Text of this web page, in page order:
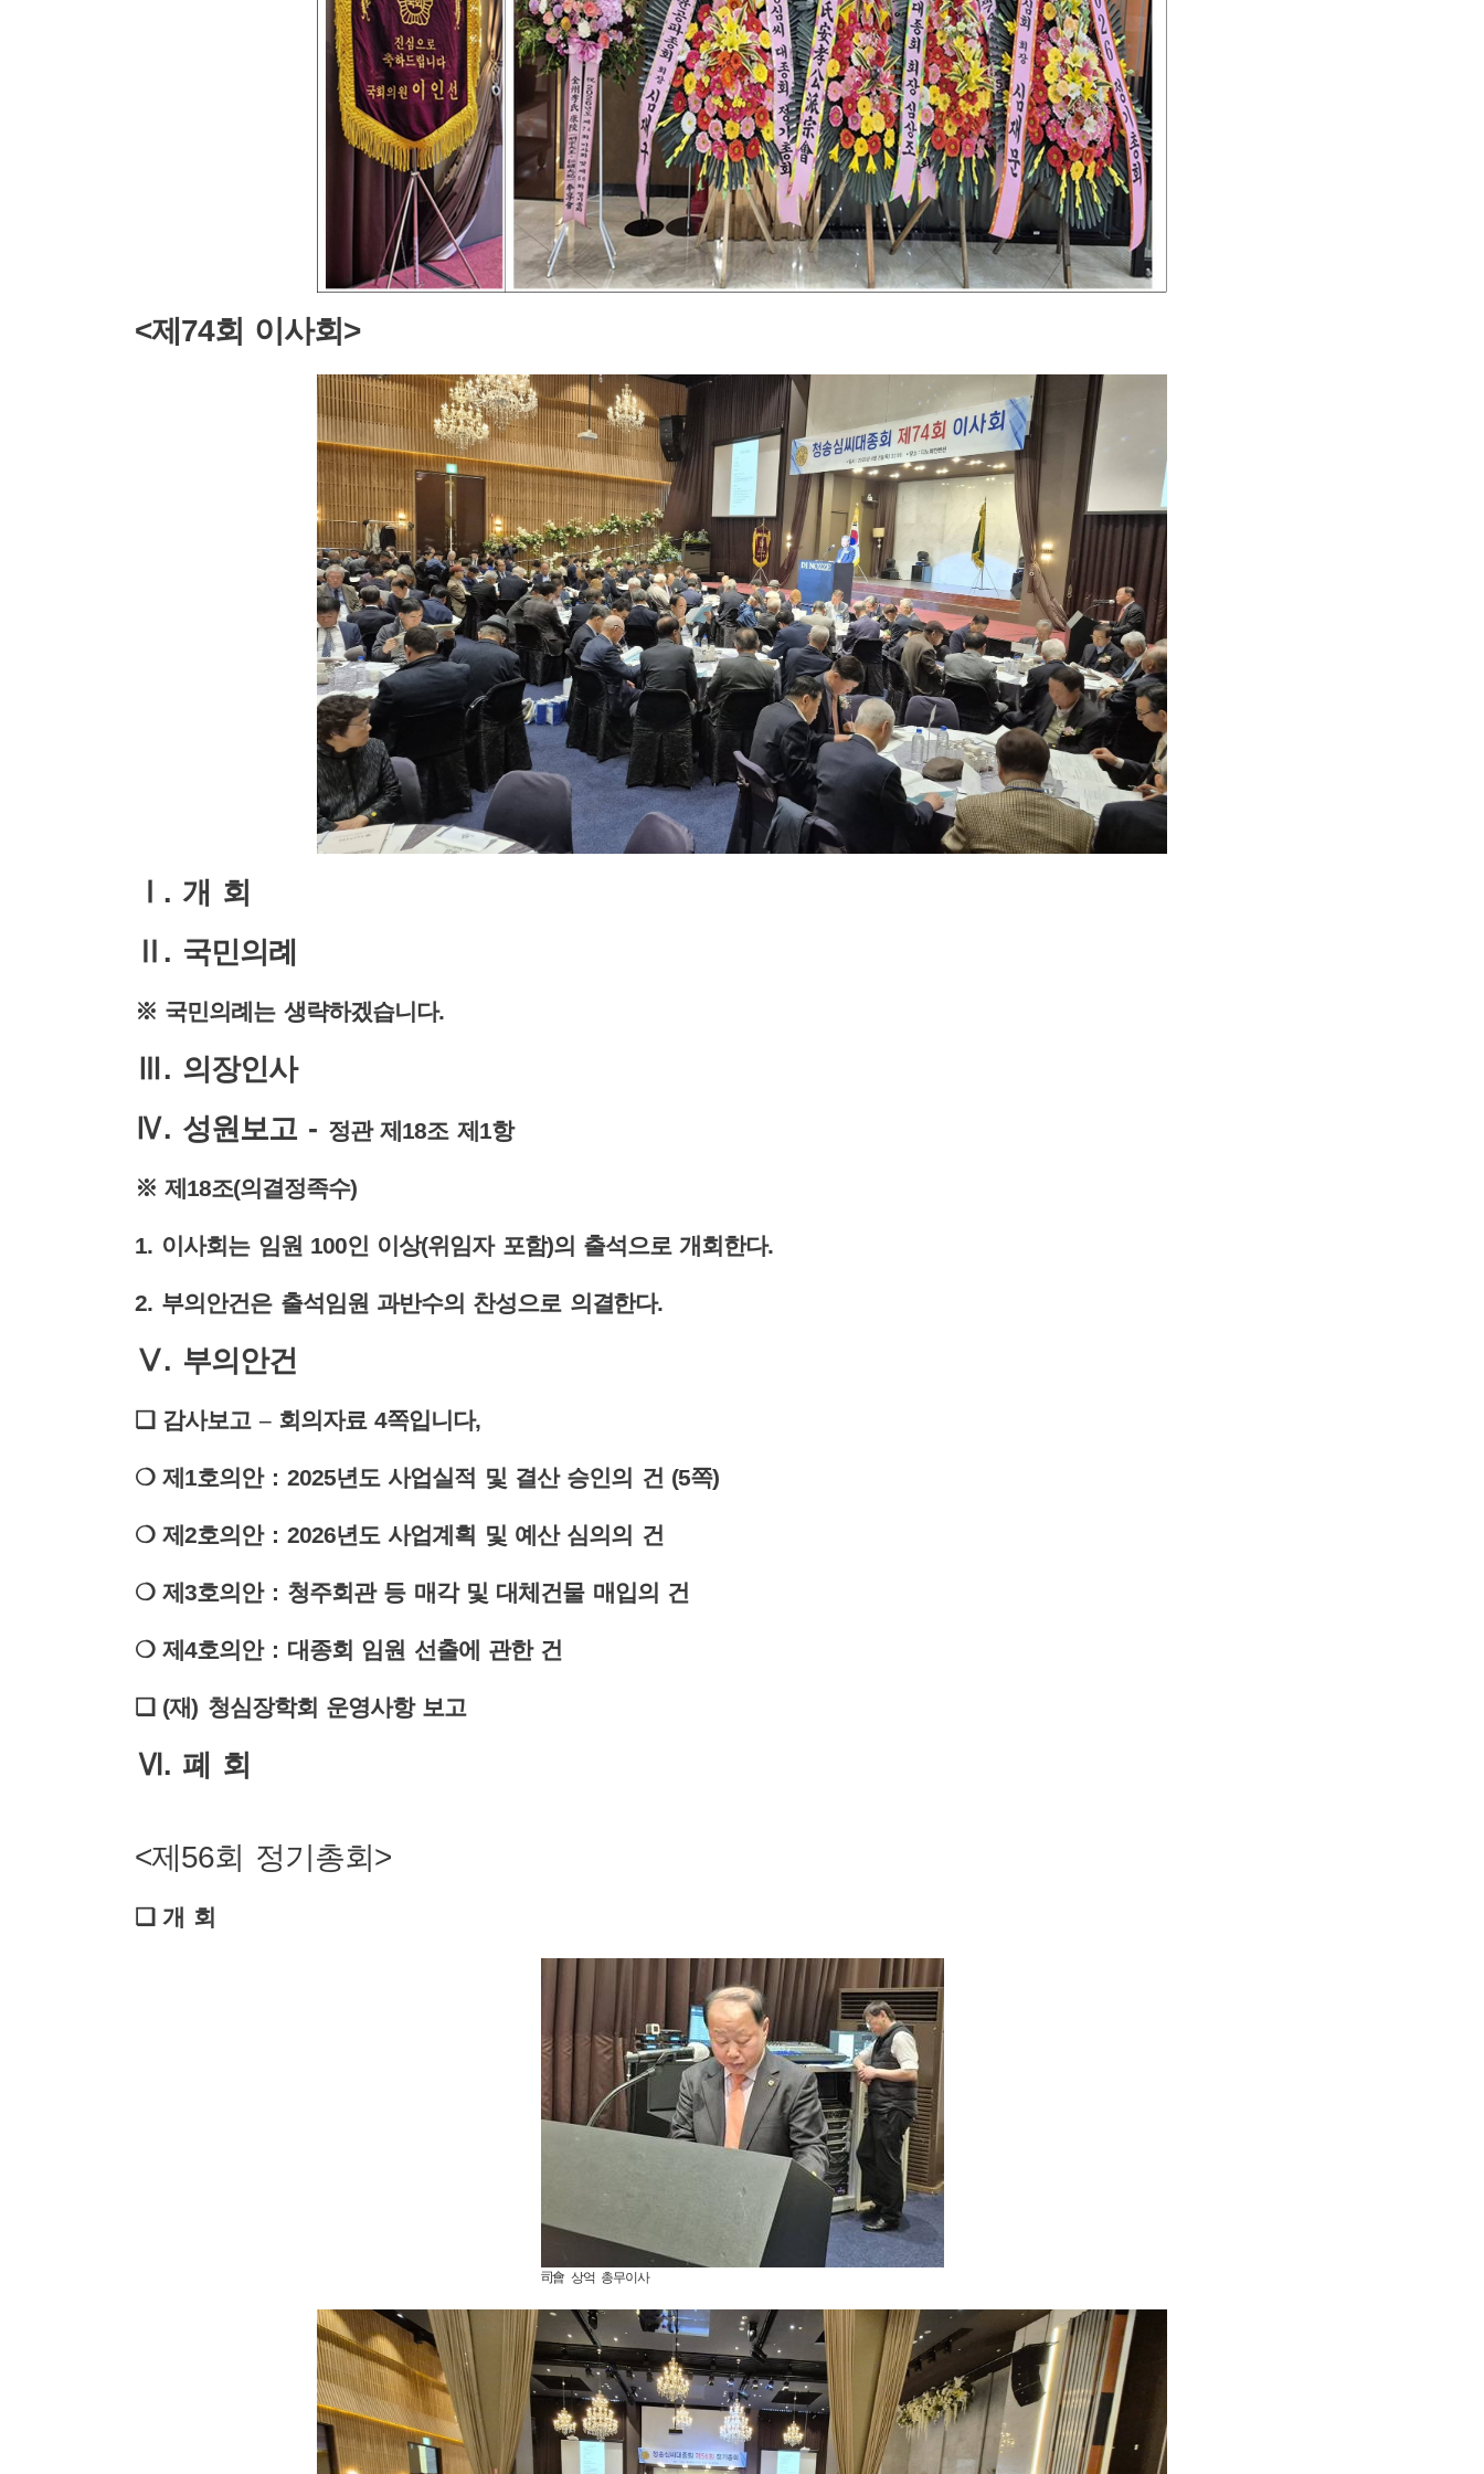
<제 74회 이사회>
. 개 회
. 국민의례
※ 국민의례는 생략하겠습니다.
. 의장인사
Ⅳ. 성원보고 - 정관 제 18조 제 1항
※제 18조(의결정족수)
1. 이사회는 임원 100인 이상(위임자 포함)의 출석으로 개회한다.
2. 부의안건은 출석임원 과반수의 찬성으로 의결한다.
Ⅴ. 부의안건
❏ 감사보고– 회의자료4쪽입니다,
❍제 1호의안 : 2025년도 사업실적 및 결산 승인의 건 (5쪽)
❍제2호의안 : 2026년도 사업계획 및 예산 심의의 건
❍제3호의안 : 청주회관 등 매각 및 대체건물 매입의 건
❍제4호의안 : 대종회 임원 선출에 관한 건
❏ (재) 청심장학회 운영사항 보고
Ⅵ . 폐 회
<제56회 정기총회>
❏개 회
司會 상억 총무이사